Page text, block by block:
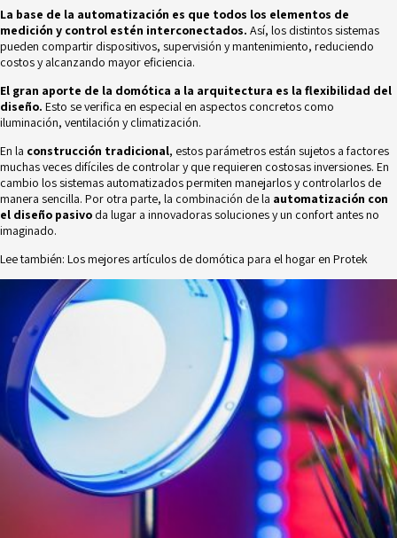
La base de la automatización es que todos los elementos de
medición y control estén interconectados. Así, los distintos sistemas
pueden compartir dispositivos, supervisión y mantenimiento, reduciendo
costos y alcanzando mayor eficiencia.
El gran aporte de la domótica a la arquitectura es la flexibilidad del
diseño. Esto se verifica en especial en aspectos concretos como
iluminación, ventilación y climatización.
En la construcción tradicional, estos parámetros están sujetos a factores
muchas veces difíciles de controlar y que requieren costosas inversiones. En
cambio los sistemas automatizados permiten manejarlos y controlarlos de
manera sencilla. Por otra parte, la combinación de la automatización con
el diseño pasivo da lugar a innovadoras soluciones y un confort antes no
imaginado.
Lee también: Los mejores artículos de domótica para el hogar en Protek